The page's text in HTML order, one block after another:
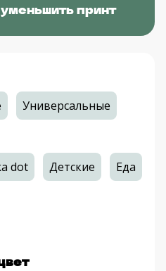
принт
Универсальные
dot Детские Еда